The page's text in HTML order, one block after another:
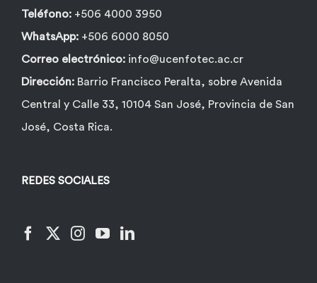
Teléfono: +506 4000 3950
WhatsApp: +506 6000 8050
Correo electrónico: info@ucenfotec.ac.cr
Dirección: Barrio Francisco Peralta, sobre Avenida
Central y Calle 33, 10104 San José, Provincia de San
José, Costa Rica.
REDES SOCIALES